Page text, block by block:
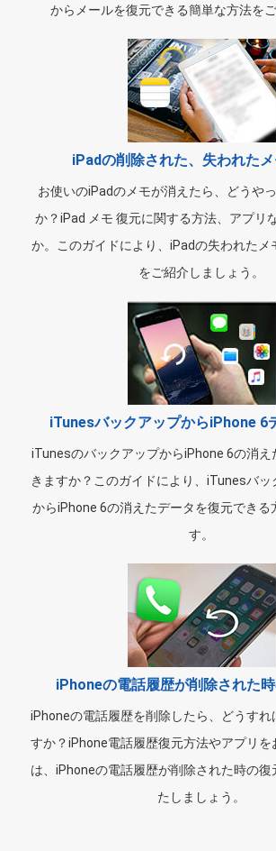
からメールを復元できる簡単な方法をご
iPadの削除された、失われた
お使いのiPadのメモが消えたら、どうや
か？iPad メモ 復元に関する方法、アプリ
か。このガイドにより、iPadの失われたメ
をご紹介しましょう。
iTunesバックアップからiPhone 6
iTunesのバックアップからiPhone 6の消え
きますか？このガイドにより、iTunesバ
からiPhone 6の消えたデータを復元できる
す。
iPhoneの電話履歴が削除された
iPhoneの電話履歴を削除したら、どうすれ
すか？iPhone電話履歴復元方法やアプリを
は、iPhoneの電話履歴が削除された時の
たしましょう。